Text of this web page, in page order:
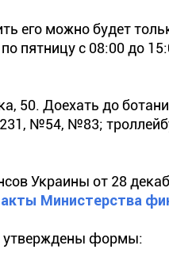
его можно будет
пятницу с 08:00 до
50. Доехать до
№54, №83;
Украины от 28
Министерства
утверждены формы: